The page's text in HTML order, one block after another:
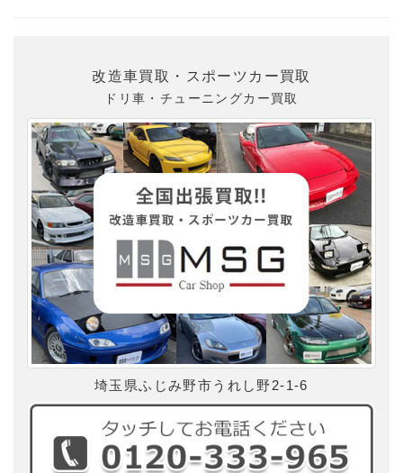
改造車買取・スポーツカー買取
ドリ車・チューニングカー買取
埼玉県ふじみ野市うれし野2-1-6